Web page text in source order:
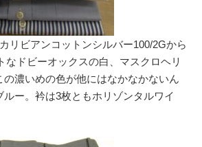
リビアンコットンシルバー100/2Gから
なドビーオックスの白、マスクロヘリ
の濃いめの色が他にはなかなかないん
ー。衿は3枚ともホリゾンタルワイ